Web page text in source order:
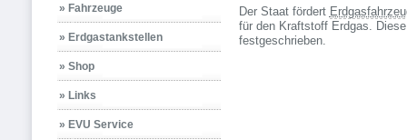
» Fahrzeuge
» Erdgastankstellen
» Shop
» Links
» EVU Service
Der Staat fördert
für den Kraftstoff Erdgas.
festgeschrieben.